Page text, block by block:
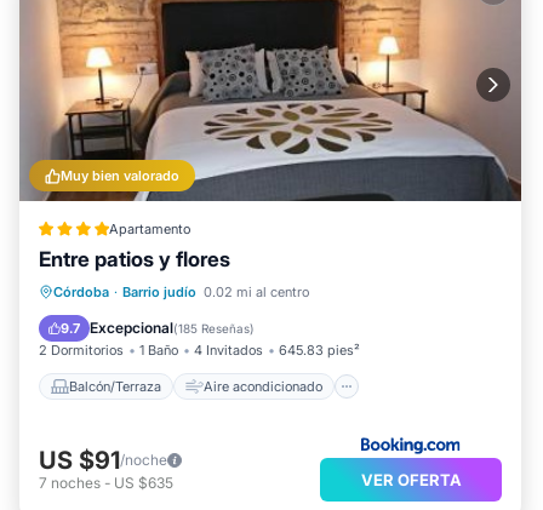
Muy bien valorado
Apartamento
Entre patios y flores
Córdoba · Barrio judío 0.02 mi al centro
9.7 Excepcional(185 Reseñas)
2 Dormitorios 1 Baño 4 Invitados 645.83 pies²
Balcón/Terraza Aire acondicionado
Balcón/Terraza
Aire acondicionado
Internet
Apto para niños
US $91/noche
7 noches - US $635 VER OFERTA